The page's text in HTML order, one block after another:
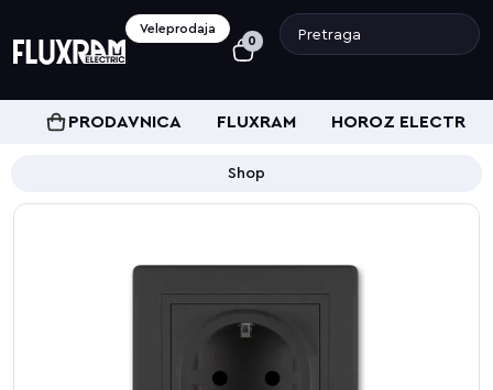
Veleprodaja
0
PRODAVNICA FLUXRAM HOROZ ELECTRIC
Shop